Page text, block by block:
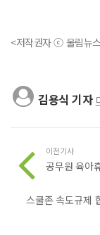
<저작권자 ⓒ 울림뉴
김용식 기자
이전기사
공무원 육아
스쿨존 속도규제